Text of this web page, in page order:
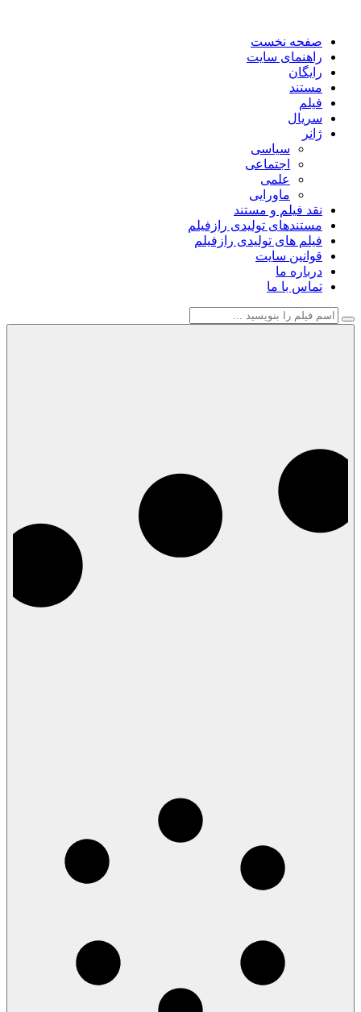
صفحه نخست
راهنمای سایت
رایگان
مستند
فیلم
سریال
ژانر
سیاسی
اجتماعی
علمی
ماورایی
نقد فیلم و مستند
مستندهای تولیدی رازفیلم
فیلم های تولیدی رازفیلم
قوانین سایت
درباره ما
تماس با ما